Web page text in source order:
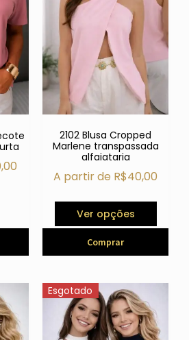
2102 Blusa Cropped
Marlene transpassada
alfaiataria
A partir de R$40,00
Ver opções
Comprar
Esgotado